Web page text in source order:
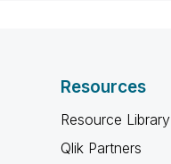
Resources
Resource Library
Qlik Partners